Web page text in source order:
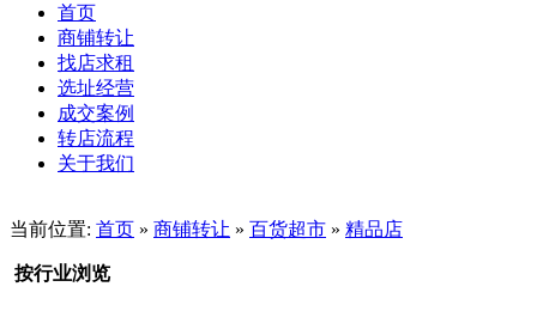
首页
商铺转让
找店求租
选址经营
成交案例
转店流程
关于我们
当前位置: 首页 » 商铺转让 » 百货超市 » 精品店
按行业浏览